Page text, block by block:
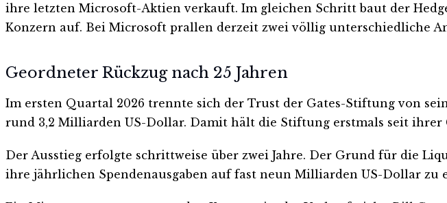
ihre letzten Microsoft-Aktien verkauft. Im gleichen Schritt baut der
Konzern auf. Bei Microsoft prallen derzeit zwei völlig unterschiedliche
Geordneter Rückzug nach 25 Jahren
Im ersten Quartal 2026 trennte sich der Trust der Gates-Stiftung von
rund 3,2 Milliarden US-Dollar. Damit hält die Stiftung erstmals seit
Der Ausstieg erfolgte schrittweise über zwei Jahre. Der Grund für die
ihre jährlichen Spendenausgaben auf fast neun Milliarden US-Dollar zu